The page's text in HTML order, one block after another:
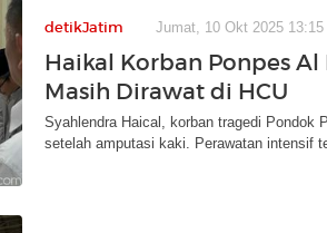
detikJatim Jumat, 10 Okt 2025 13:15
Haikal Korban Ponpes Al
Masih Dirawat di HCU
Syahlendra Haical, korban tragedi Pondok
setelah amputasi kaki. Perawatan intensif